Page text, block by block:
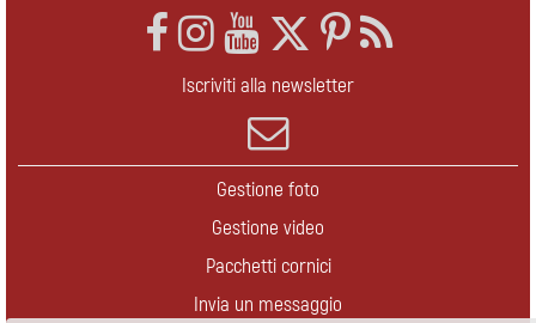
Iscriviti alla newsletter
Gestione foto
Gestione video
Pacchetti cornici
Invia un messaggio